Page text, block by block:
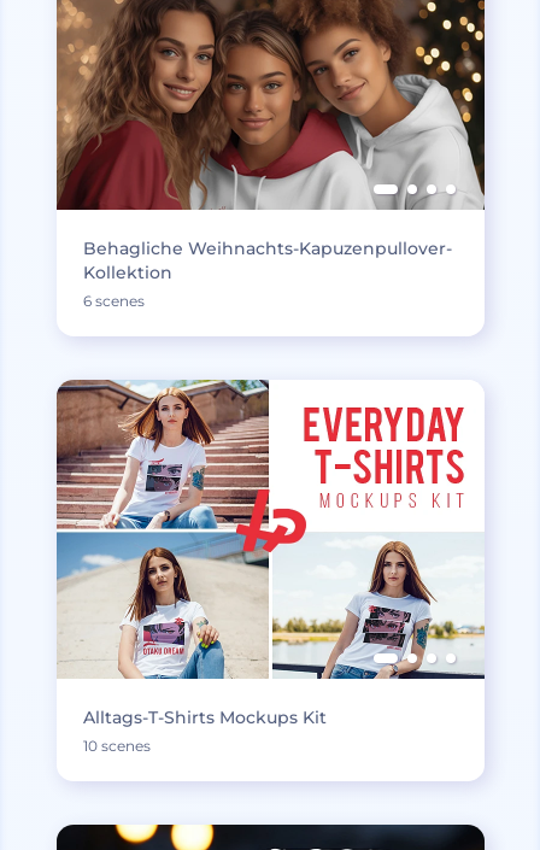
Behagliche Weihnachts-Kapuzenpullover-
Kollektion
6 scenes
Alltags-T-Shirts Mockups Kit
10 scenes